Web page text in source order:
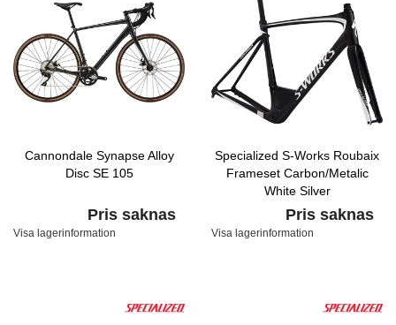
Cannondale Synapse Alloy
Disc SE 105
Pris saknas
Visa lagerinformation
Specialized S-Works Roubaix
Frameset Carbon/Metalic
White Silver
Pris saknas
Visa lagerinformation